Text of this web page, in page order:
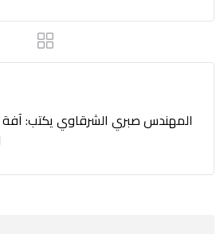
المهندس صبري الشرقاوي يكتب: